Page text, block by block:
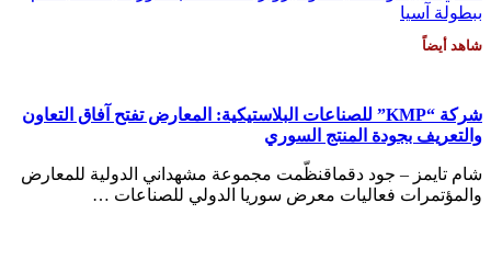
ببطولة آسيا
شاهد أيضاً
شركة “KMP” للصناعات البلاستيكية: المعارض تفتح آفاق التعاون
والتعريف بجودة المنتج السوري
شام تايمز – جود دقماقنظّمت مجموعة مشهداني الدولية للمعارض
والمؤتمرات فعاليات معرض سوريا الدولي للصناعات …